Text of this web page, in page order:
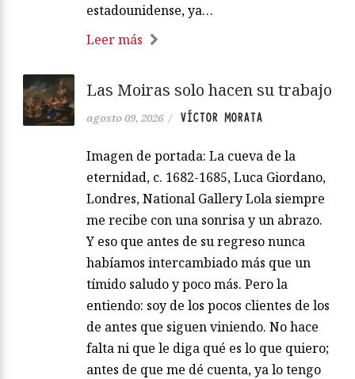
estadounidense, ya…
Leer más
Las Moiras solo hacen su trabajo
agosto 09, 2026 / VÍCTOR MORATA
Imagen de portada: La cueva de la
eternidad, c. 1682-1685, Luca Giordano,
Londres, National Gallery Lola siempre
me recibe con una sonrisa y un abrazo.
Y eso que antes de su regreso nunca
habíamos intercambiado más que un
tímido saludo y poco más. Pero la
entiendo: soy de los pocos clientes de los
de antes que siguen viniendo. No hace
falta ni que le diga qué es lo que quiero;
antes de que me dé cuenta, ya lo tengo